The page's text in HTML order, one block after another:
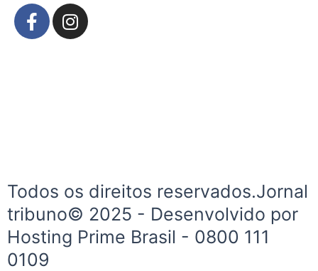
F
a
I
n
Todos os direitos reservados.Jornal
tribuno© 2025 - Desenvolvido por
Hosting Prime Brasil - 0800 111
0109